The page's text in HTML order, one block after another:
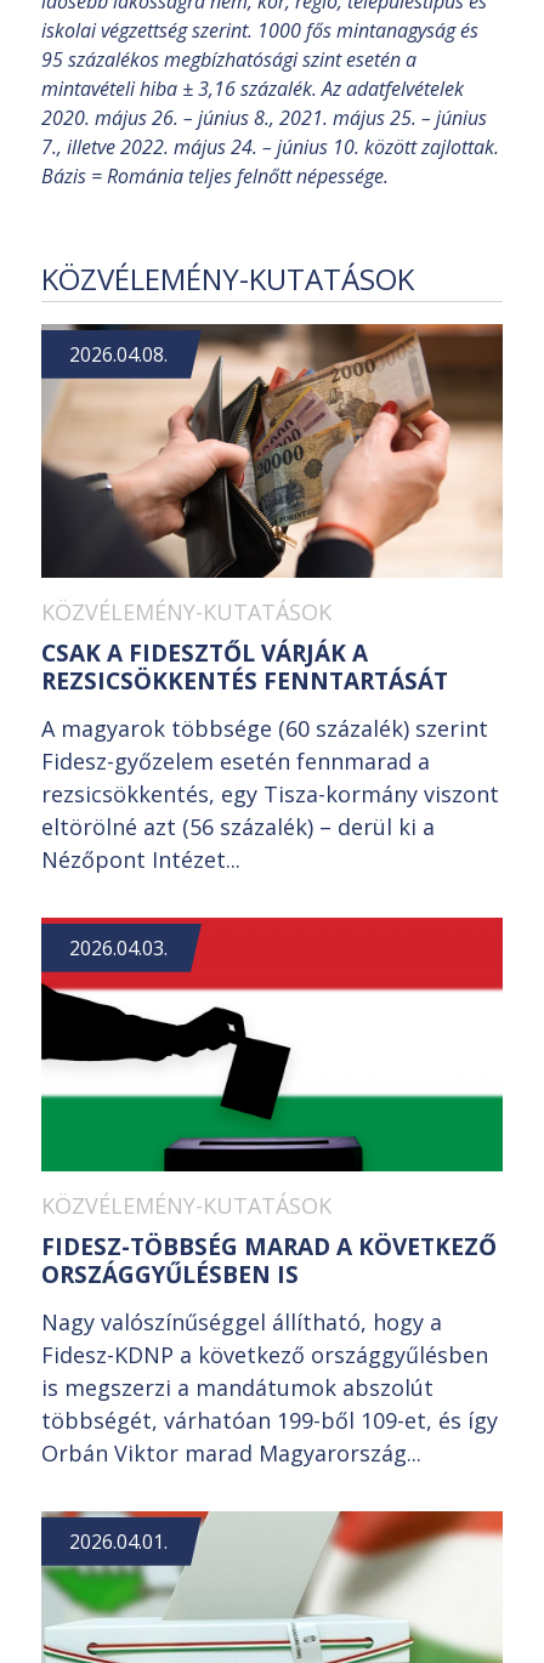
iskolai végzettség szerint. 1000 fős mintanagyság és
95 százalékos megbízhatósági szint esetén a
mintavételi hiba ± 3,16 százalék. Az adatfelvételek
2020. május 26. – június 8., 2021. május 25. – június
7., illetve 2022. május 24. – június 10. között zajlottak.
Bázis = Románia teljes felnőtt népessége.
KÖZVÉLEMÉNY-KUTATÁSOK
2026.04.08.
KÖZVÉLEMÉNY-KUTATÁSOK
CSAK A FIDESZTŐL VÁRJÁK A
REZSICSÖKKENTÉS FENNTARTÁSÁT
A magyarok többsége (60 százalék) szerint
Fidesz-győzelem esetén fennmarad a
rezsicsökkentés, egy Tisza-kormány viszont
eltörölné azt (56 százalék) – derül ki a
Nézőpont Intézet...
2026.04.03.
KÖZVÉLEMÉNY-KUTATÁSOK
FIDESZ-TÖBBSÉG MARAD A KÖVETKEZŐ
ORSZÁGGYŰLÉSBEN IS
Nagy valószínűséggel állítható, hogy a
Fidesz-KDNP a következő országgyűlésben
is megszerzi a mandátumok abszolút
többségét, várhatóan 199-ből 109-et, és így
Orbán Viktor marad Magyarország...
2026.04.01.